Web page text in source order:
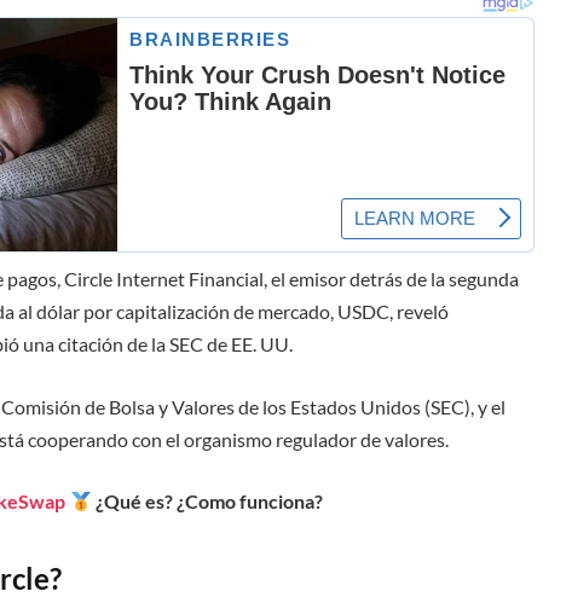
Circle Internet Financial, el emisor detrás de la segunda
al dólar por capitalización de mercado, USDC, reveló
una citación de la SEC de EE. UU.
de Bolsa y Valores de los Estados Unidos (SEC), y el
cooperando con el organismo regulador de valores.
¿Qué es? ¿Como funciona?